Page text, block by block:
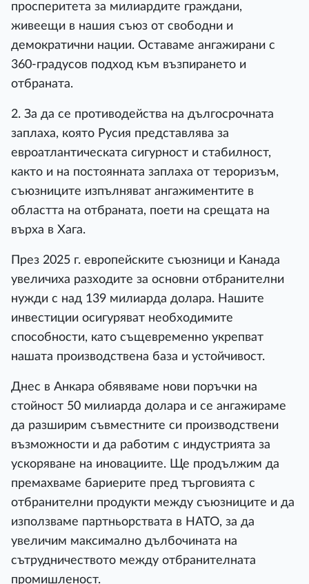
просперитета за милиардите граждани,
живеещи в нашия съюз от свободни и
демократични нации. Оставаме ангажирани с
360-градусов подход към възпирането и
отбраната.
2. За да се противодейства на дългосрочната
заплаха, която Русия представлява за
евроатлантическата сигурност и стабилност,
както и на постоянната заплаха от тероризъм,
съюзниците изпълняват ангажиментите в
областта на отбраната, поети на срещата на
върха в Хага.
През 2025 г. европейските съюзници и Канада
увеличиха разходите за основни отбранителни
нужди с над 139 милиарда долара. Нашите
инвестиции осигуряват необходимите
способности, като същевременно укрепват
нашата производствена база и устойчивост.
Днес в Анкара обявяваме нови поръчки на
стойност 50 милиарда долара и се ангажираме
да разширим съвместните си производствени
възможности и да работим с индустрията за
ускоряване на иновациите. Ще продължим да
премахваме бариерите пред търговията с
отбранителни продукти между съюзниците и да
използваме партньорствата в НАТО, за да
увеличим максимално дълбочината на
сътрудничеството между отбранителната
промишленост.